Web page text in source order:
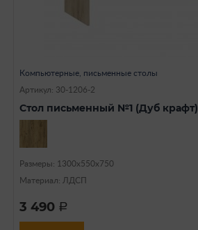
Компьютерные, письменные столы
Артикул: 30-1206-2
Стол письменный №1 (Дуб крафт)
Размеры: 1300х550х750
Материал: ЛДСП
3 490 a